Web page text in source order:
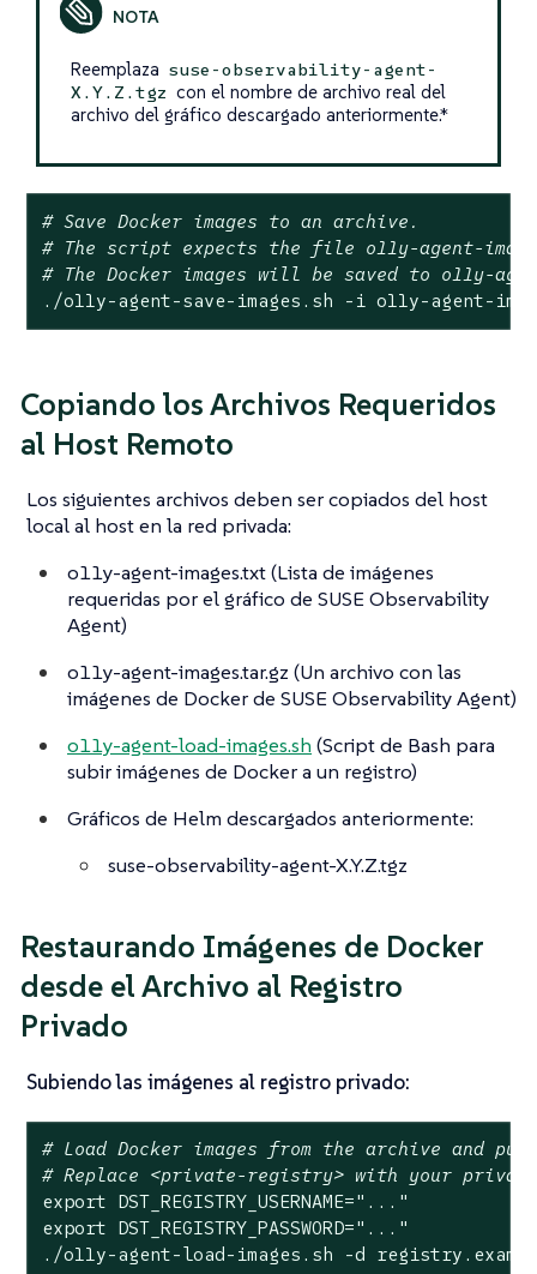
Reemplaza suse-observability-agent-
X.Y.Z.tgz con el nombre de archivo real del
archivo del gráfico descargado anteriormente.*
# Save Docker images to an archive.
# The script expects the file o11y-agent-
# The Docker images will be saved to o11y-
./o11y-agent-save-images.sh -i o11y-agent-
Copiando los Archivos Requeridos
al Host Remoto
Los siguientes archivos deben ser copiados del host
local al host en la red privada:
o11y-agent-images.txt (Lista de imágenes
requeridas por el gráfico de SUSE Observability
Agent)
o11y-agent-images.tar.gz (Un archivo con las
imágenes de Docker de SUSE Observability Agent)
o11y-agent-load-images.sh (Script de Bash para
subir imágenes de Docker a un registro)
Gráficos de Helm descargados anteriormente:
suse-observability-agent-X.Y.Z.tgz
Restaurando Imágenes de Docker
desde el Archivo al Registro
Privado
Subiendo las imágenes al registro privado:
# Load Docker images from the archive and
# Replace <private-registry> with your
export DST_REGISTRY_USERNAME="..."
export DST_REGISTRY_PASSWORD="..."
./o11y-agent-load-images.sh -d